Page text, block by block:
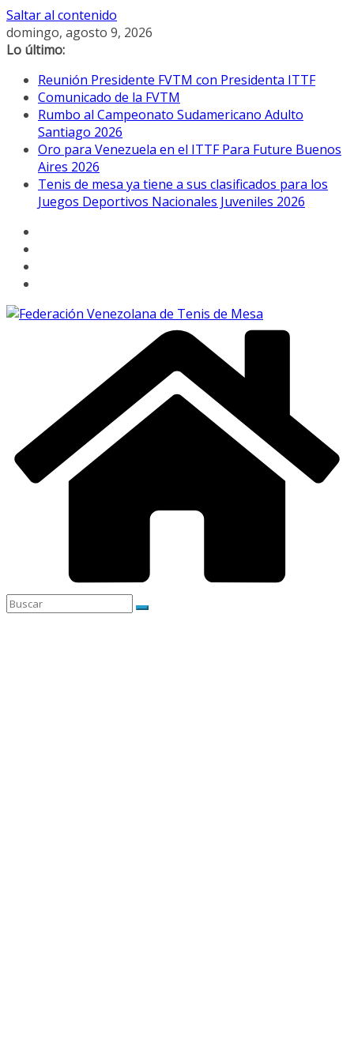
Saltar al contenido
domingo, agosto 9, 2026
Lo último:
Reunión Presidente FVTM con Presidenta ITTF
Comunicado de la FVTM
Rumbo al Campeonato Sudamericano Adulto
Santiago 2026
Oro para Venezuela en el ITTF Para Future Buenos
Aires 2026
Tenis de mesa ya tiene a sus clasificados para los
Juegos Deportivos Nacionales Juveniles 2026